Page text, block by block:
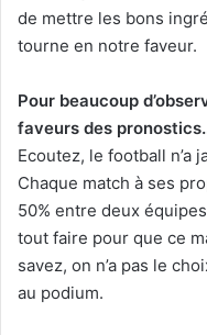
de mettre les bons
tourne en notre faveur.
Pour beaucoup
faveurs des
Ecoutez, le football n’a
Chaque match à ses
50% entre deux
tout faire pour que ce
savez, on n’a pas le
au podium.